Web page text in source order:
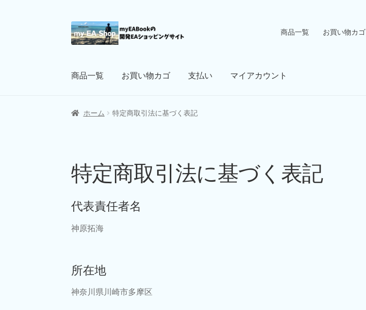
ナ
ビ
シ
へ
プ
コ
ン
ツ
キ
商品一覧 お買い物カゴ
商品一覧 お買い物カゴ 支払い マイアカウント
ホーム 特定商取引法に基づく表記
特定商取引法に基づく表記
代表責任者名
神原拓海
所在地
神奈川県川崎市多摩区